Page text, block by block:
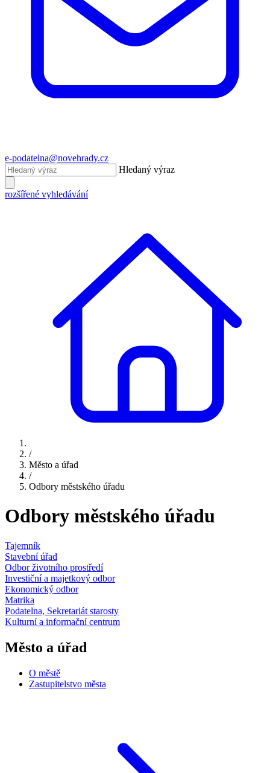
e-podatelna@novehrady.cz
Hledaný výraz
rozšířené vyhledávání
/
Město a úřad
/
Odbory městského úřadu
Odbory městského úřadu
Tajemník
Stavební úřad
Odbor životního prostředí
Investiční a majetkový odbor
Ekonomický odbor
Matrika
Podatelna, Sekretariát starosty
Kulturní a informační centrum
Město a úřad
O městě
Zastupitelstvo města